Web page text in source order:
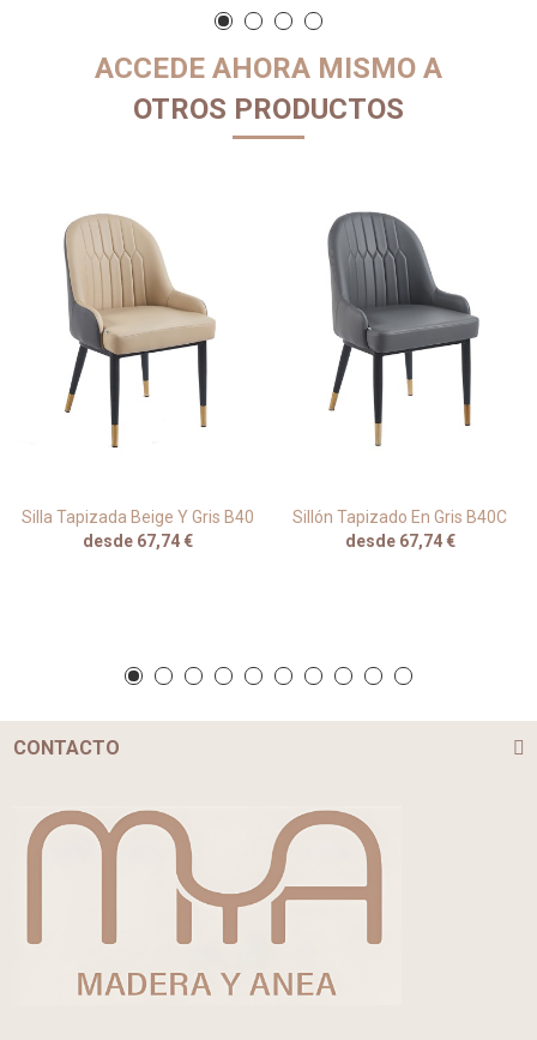
ACCEDE AHORA MISMO A
OTROS PRODUCTOS
Silla Tapizada Beige Y Gris B40
desde 67,74 €
Sillón Tapizado En Gris B40C
desde 67,74 €
CONTACTO